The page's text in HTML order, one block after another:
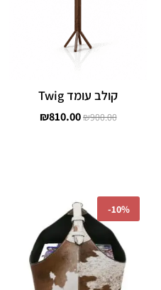
קולב עומד Twig
₪900.00
₪810.00
10%
-
המקורי
היה:
₪1,049.00.
₪944.10.